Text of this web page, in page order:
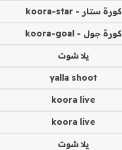
كورة ستار - koora-star
كورة جول - koora-goal
يلا شوت
yalla shoot
koora live
koora live
يلا شوت